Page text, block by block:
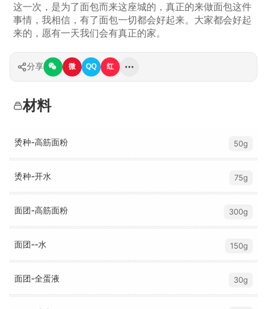
这一次，是为了面包而来这座城的，真正的来做面包这件
事情，我相信，有了面包一切都会好起来。大家都会好起
来的，愿有一天我们会有真正的家。
分享 微 QQ 红
材料
烫种-高筋面粉 50g
烫种-开水 75g
面团-高筋面粉 300g
面团--水 150g
面团-全蛋液 30g